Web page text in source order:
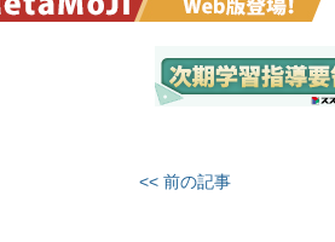
<< 前の記事